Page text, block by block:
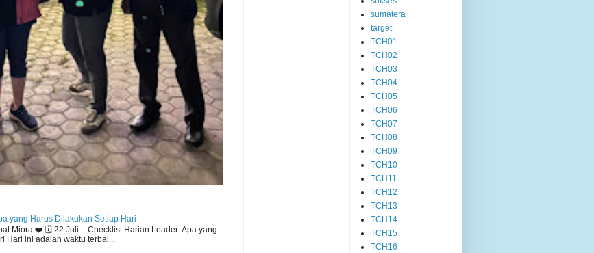
yang Harus Dilakukan Setiap Hari
Miora ❤️ 🗓️ 22 Juli – Checklist Harian Leader: Apa yang
Hari ini adalah waktu terbai...
sumatera
target
TCH01
TCH02
TCH03
TCH04
TCH05
TCH06
TCH07
TCH08
TCH09
TCH10
TCH11
TCH12
TCH13
TCH14
TCH15
TCH16